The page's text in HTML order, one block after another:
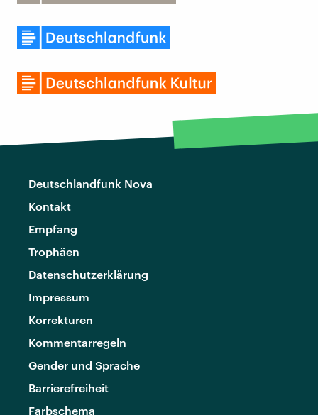
Deutschlandfunk Nova
Kontakt
Empfang
Trophäen
Datenschutzerklärung
Impressum
Korrekturen
Kommentarregeln
Gender und Sprache
Barrierefreiheit
Farbschema